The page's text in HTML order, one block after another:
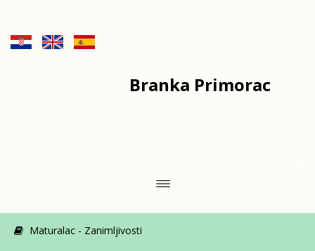
Branka Primorac
Maturalac - Zanimljivosti